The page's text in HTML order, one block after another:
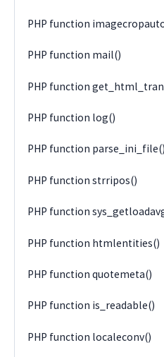
PHP function
PHP function mail()
PHP function
PHP function log()
PHP function parse_ini_file()
PHP function strripos()
PHP function
PHP function htmlentities()
PHP function quotemeta()
PHP function is_readable()
PHP function localeconv()